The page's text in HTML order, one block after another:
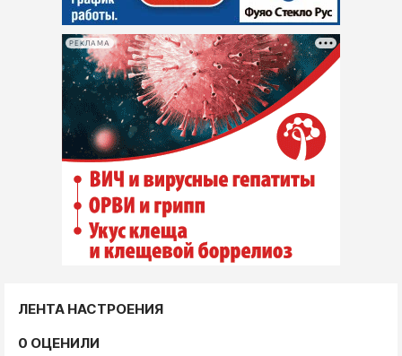
РЕКЛАМА
ЛЕНТА НАСТРОЕНИЯ
0 ОЦЕНИЛИ